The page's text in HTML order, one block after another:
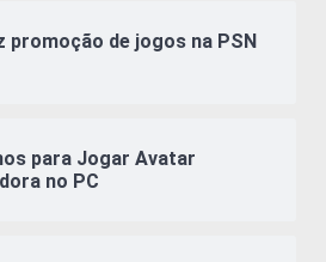
promoção de jogos na PSN
para Jogar Avatar
no PC